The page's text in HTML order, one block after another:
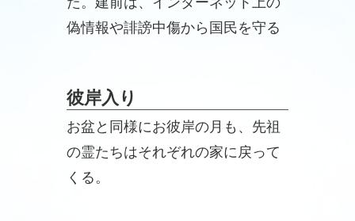
偽情報や誹謗中傷から国民を守る
彼岸入り
お盆と同様にお彼岸の月も、先祖
の霊たちはそれぞれの家に戻って
くる。